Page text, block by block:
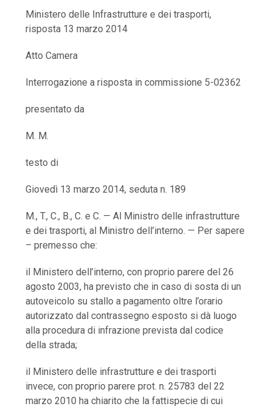
Ministero delle Infrastrutture e dei trasporti,
risposta 13 marzo 2014
Atto Camera
Interrogazione a risposta in commissione 5-02362
presentato da
M. M.
testo di
Giovedì 13 marzo 2014, seduta n. 189
M., T., C., B., C. e C. — Al Ministro delle infrastrutture
e dei trasporti, al Ministro dell’interno. — Per sapere
– premesso che:
il Ministero dell’interno, con proprio parere del 26
agosto 2003, ha previsto che in caso di sosta di un
autoveicolo su stallo a pagamento oltre l’orario
autorizzato dal contrassegno esposto si dà luogo
alla procedura di infrazione prevista dal codice
della strada;
il Ministero delle infrastrutture e dei trasporti
invece, con proprio parere prot. n. 25783 del 22
marzo 2010 ha chiarito che la fattispecie di cui